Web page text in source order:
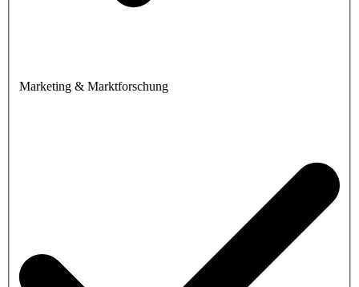
Marketing & Marktforschung